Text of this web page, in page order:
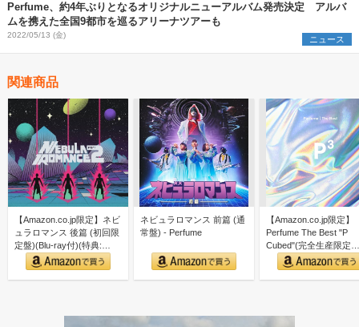
Perfume、約4年ぶりとなるオリジナルニューアルバム発売決定 アルバ
ムを携えた全国9都市を巡るアリーナツアーも
2022/05/13 (金) ニュース
関連商品
【Amazon.co.jp限定】ネビ
ュラロマンス 後篇 (初回限
定盤)(Blu-ray付)(特典:…
ネビュラロマンス 前篇 (通
常盤) - Perfume
【Amazon.co.jp限定】
Perfume The Best "P
Cubed"(完全生産限定…